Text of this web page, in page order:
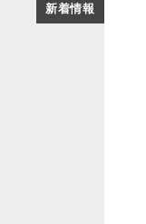
新着情報